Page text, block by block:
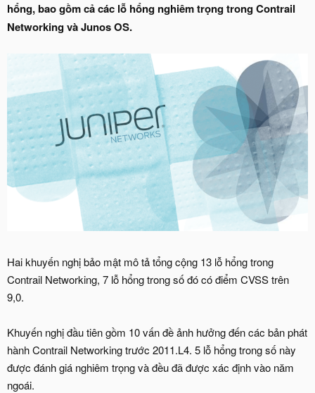
hổng, bao gồm cả các lỗ hổng nghiêm trọng trong Contrail
Networking và Junos OS.
Hai khuyến nghị bảo mật mô tả tổng cộng 13 lỗ hổng trong
Contrail Networking, 7 lỗ hổng trong số đó có điểm CVSS trên
9,0.
Khuyến nghị đầu tiên gồm 10 vấn đề ảnh hưởng đến các bản phát
hành Contrail Networking trước 2011.L4. 5 lỗ hổng trong số này
được đánh giá nghiêm trọng và đều đã được xác định vào năm
ngoái.